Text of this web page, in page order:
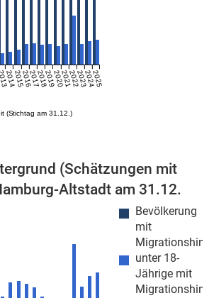
(Stichtag am 31.12.)
201420152016201720182019202020212022202320242025
(Schätzungen mit
Altstadt am 31.12.
Bevölkerung
mit
unter 18-
Jährige mit